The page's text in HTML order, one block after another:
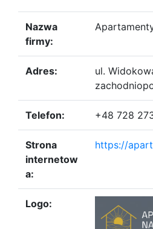
Nazwa
firmy:
Adres:
ul.
Telefon: +48 728
Strona
internetow
a:
https://
Logo: